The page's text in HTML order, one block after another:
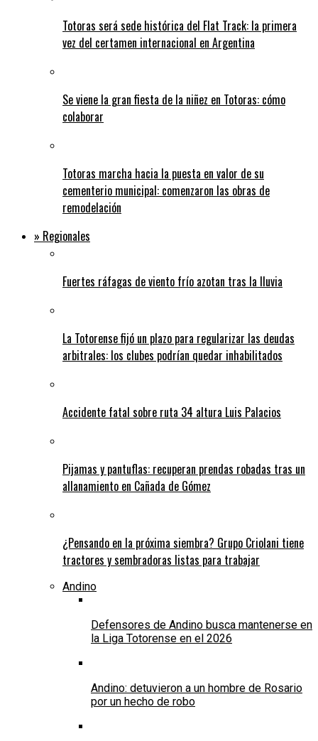
Totoras será sede histórica del Flat Track: la primera
vez del certamen internacional en Argentina
Se viene la gran fiesta de la niñez en Totoras: cómo
colaborar
Totoras marcha hacia la puesta en valor de su
cementerio municipal: comenzaron las obras de
remodelación
» Regionales
Fuertes ráfagas de viento frío azotan tras la lluvia
La Totorense fijó un plazo para regularizar las deudas
arbitrales: los clubes podrían quedar inhabilitados
Accidente fatal sobre ruta 34 altura Luis Palacios
Pijamas y pantuflas: recuperan prendas robadas tras un
allanamiento en Cañada de Gómez
¿Pensando en la próxima siembra? Grupo Criolani tiene
tractores y sembradoras listas para trabajar
Andino
Defensores de Andino busca mantenerse en
la Liga Totorense en el 2026
Andino: detuvieron a un hombre de Rosario
por un hecho de robo